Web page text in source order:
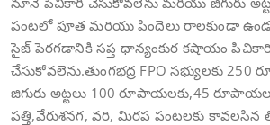
పంటలో పూత మరియు పిందెలు రాలకుండా
సైజ్ పెరగడానికి సప్త ధాన్యంకుర కషాయం
చేసుకోవలెను.తుంగభద్ర FPO సభ్యులకు
జిగురు అట్టలు 100 రూపాయలకు,45
పత్తి,వేరుశనగ, వరి, మిరప పంటలకు కావలసిన